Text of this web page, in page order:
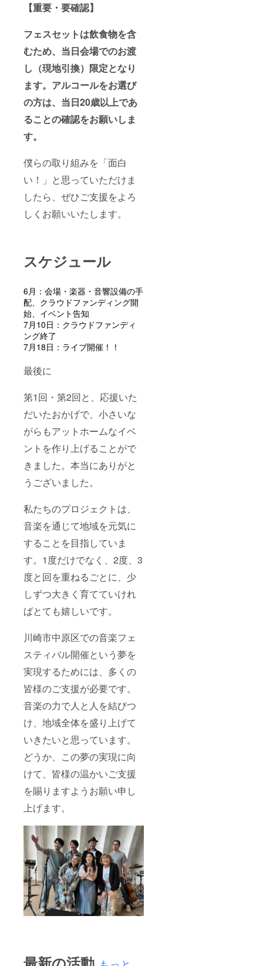
【重要・要確認】
フェスセットは飲食物を含
むため、当日会場でのお渡
し（現地引換）限定となり
ます。アルコールをお選び
の方は、当日20歳以上であ
ることの確認をお願いしま
す。
僕らの取り組みを「面白
い！」と思っていただけま
したら、ぜひご支援をよろ
しくお願いいたします。
スケジュール
6月：会場・楽器・音響設備の手
配、クラウドファンディング開
始、イベント告知
7月10日：クラウドファンディ
ング終了
7月18日：ライブ開催！！
最後に
第1回・第2回と、応援いた
だいたおかげで、小さいな
がらもアットホームなイベ
ントを作り上げることがで
きました。本当にありがと
うございました。
私たちのプロジェクトは、
音楽を通じて地域を元気に
することを目指していま
す。1度だけでなく、2度、3
度と回を重ねるごとに、少
しずつ大きく育てていけれ
ばとても嬉しいです。
川崎市中原区での音楽フェ
スティバル開催という夢を
実現するためには、多くの
皆様のご支援が必要です。
音楽の力で人と人を結びつ
け、地域全体を盛り上げて
いきたいと思っています。
どうか、この夢の実現に向
けて、皆様の温かいご支援
を賜りますようお願い申し
上げます。